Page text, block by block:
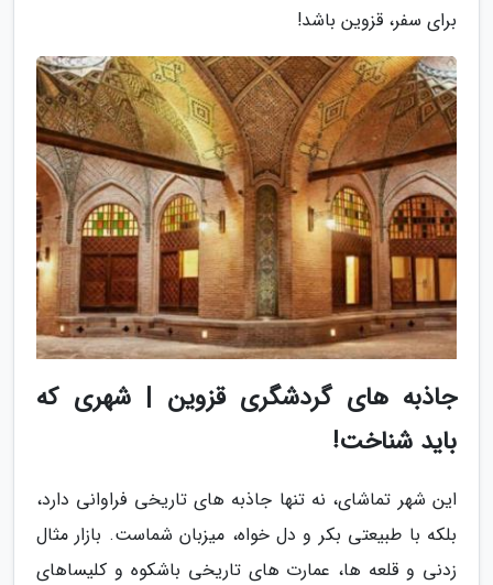
برای سفر، قزوین باشد!
جاذبه های گردشگری قزوین | شهری که
باید شناخت!
این شهر تماشای، نه تنها جاذبه های تاریخی فراوانی دارد،
بلکه با طبیعتی بکر و دل خواه، میزبان شماست. بازار مثال
زدنی و قلعه ها، عمارت های تاریخی باشکوه و کلیساهای